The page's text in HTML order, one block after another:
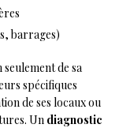
barrages)
de sa
spécifiques
de ses locaux ou
Un diagnostic